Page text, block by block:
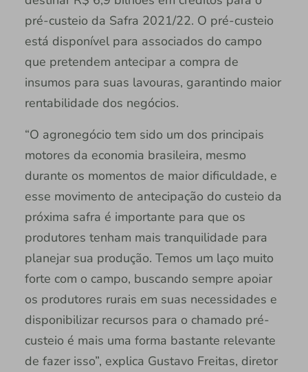
pré-custeio da Safra 2021/22. O pré-custeio
está disponível para associados do campo
que pretendem antecipar a compra de
insumos para suas lavouras, garantindo maior
rentabilidade dos negócios.
“O agronegócio tem sido um dos principais
motores da economia brasileira, mesmo
durante os momentos de maior dificuldade, e
esse movimento de antecipação do custeio da
próxima safra é importante para que os
produtores tenham mais tranquilidade para
planejar sua produção. Temos um laço muito
forte com o campo, buscando sempre apoiar
os produtores rurais em suas necessidades e
disponibilizar recursos para o chamado pré-
custeio é mais uma forma bastante relevante
de fazer isso”, explica Gustavo Freitas, diretor